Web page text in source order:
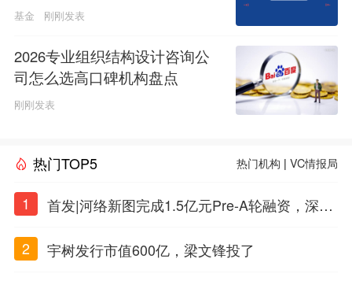
基金 刚刚发表
2026专业组织结构设计咨询公
司怎么选高口碑机构盘点
刚刚发表
热门TOP5 热门机构 |VC情报局
1
首发|河络新图完成1.5亿元Pre-A轮融资，深耕i
2
宇树发行市值600亿，梁文锋投了